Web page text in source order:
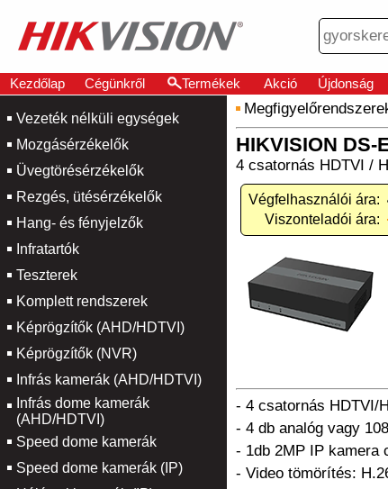
Kezdőlap Cégünkről Termékek Akció Újdonság
Vezeték nélküli egységek
Mozgásérzékelők
Üvegtörésérzékelők
Rezgés, ütésérzékelők
Hang- és fényjelzők
Infratartók
Teszterek
Komplett rendszerek
Képrögzítők (AHD/HDTVI)
Képrögzítők (NVR)
Infrás kamerák (AHD/HDTVI)
Infrás dome kamerák
(AHD/HDTVI)
Speed dome kamerák
Speed dome kamerák (IP)
HIKVISION DS-
4 csatornás HDTVI /
Végfelhasználói ára:
Viszonteladói ára:
- 4 csatornás HDTVI/
- 4 db analóg vagy
- 1db 2MP IP kamera
- Video tömörítés: